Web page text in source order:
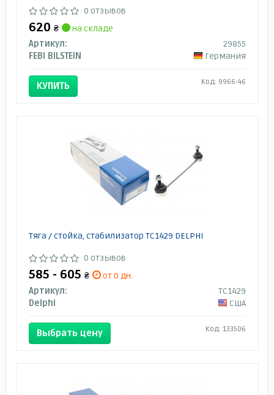
0 отзывов
620 ₴
на складе
Артикул:
29855
FEBI BILSTEIN
Германия
КУПИТЬ Код: 9966-46
Тяга / стойка, стабилизатор TC1429 DELPHI
0 отзывов
585 - 605 ₴
от 0 дн.
Артикул:
TC1429
Delphi
США
Выбрать цену Код: 133506